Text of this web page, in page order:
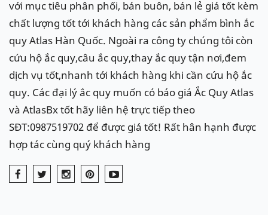
với mục tiêu phân phối, bán buôn, bán lẻ giá tốt kèm
chất lượng tốt tới khách hàng các sản phẩm bình ắc
quy Atlas Hàn Quốc. Ngoài ra công ty chúng tôi còn
cứu hộ ắc quy,câu ắc quy,thay ắc quy tận nơi,đem
dịch vụ tốt,nhanh tới khách hàng khi cần cứu hộ ắc
quy. Các đại lý ắc quy muốn có báo giá Ắc Quy Atlas
và AtlasBx tốt hãy liên hệ trực tiếp theo
SĐT:0987519702 để được giá tốt! Rất hân hạnh được
hợp tác cùng quý khách hàng